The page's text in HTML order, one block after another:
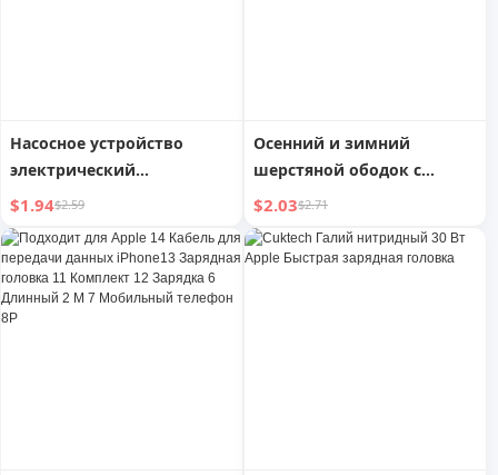
Насосное устройство
электрический
бочкообразный
автоматический
диспенсер для воды
перезаряжаемый головка
диспенсера для воды
$1.94$2.59
Осенний и зимний
шерстяной ободок с
большой волной Женская
высокая головка с
зубцами для умывания
$2.03$2.71